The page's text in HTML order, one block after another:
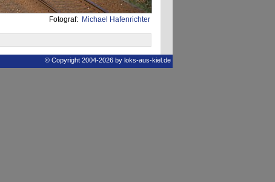
Fotograf: Michael Hafenrichter
© Copyright 2004-2026 by loks-aus-kiel.de